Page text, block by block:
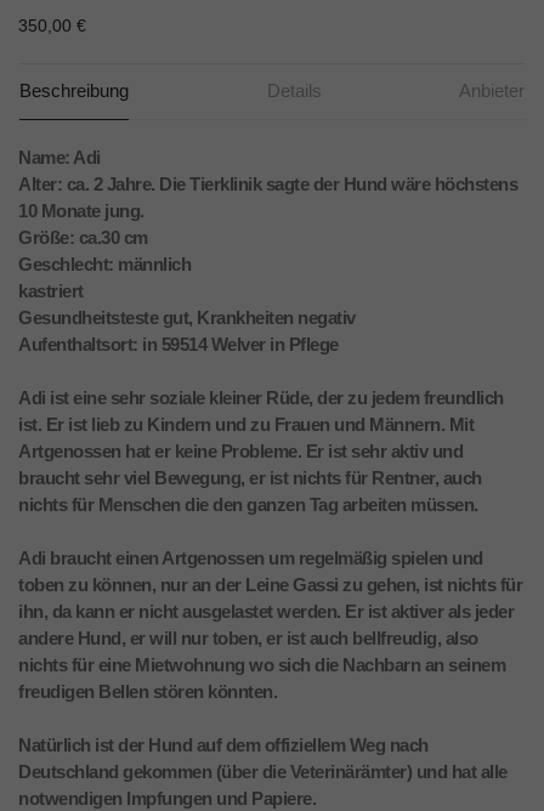
350,00 €
Beschreibung Details Anbieter
Name: Adi
Alter: ca. 2 Jahre. Die Tierklinik sagte der Hund wäre höchstens
10 Monate jung.
Größe: ca.30 cm
Geschlecht: männlich
kastriert
Gesundheitsteste gut, Krankheiten negativ
Aufenthaltsort: in 59514 Welver in Pflege
Adi ist eine sehr soziale kleiner Rüde, der zu jedem freundlich
ist. Er ist lieb zu Kindern und zu Frauen und Männern. Mit
Artgenossen hat er keine Probleme. Er ist sehr aktiv und
braucht sehr viel Bewegung, er ist nichts für Rentner, auch
nichts für Menschen die den ganzen Tag arbeiten müssen.
Adi braucht einen Artgenossen um regelmäßig spielen und
toben zu können, nur an der Leine Gassi zu gehen, ist nichts für
ihn, da kann er nicht ausgelastet werden. Er ist aktiver als jeder
andere Hund, er will nur toben, er ist auch bellfreudig, also
nichts für eine Mietwohnung wo sich die Nachbarn an seinem
freudigen Bellen stören könnten.
Natürlich ist der Hund auf dem offiziellem Weg nach
Deutschland gekommen (über die Veterinärämter) und hat alle
notwendigen Impfungen und Papiere.